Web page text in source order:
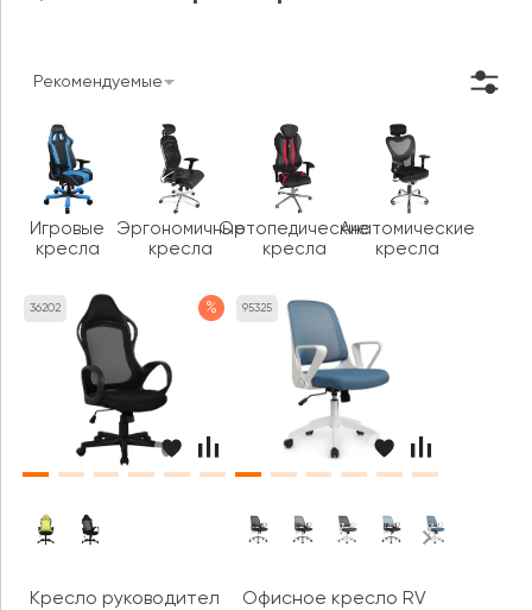
Рекомендуемые
36202 %
Кресло руководителя AL 768
95325
Офисное кресло RV ЧЕЙР W-
Игровые
кресла
Эргономичные
кресла
Ортопедические
кресла
Анатомические
кресла